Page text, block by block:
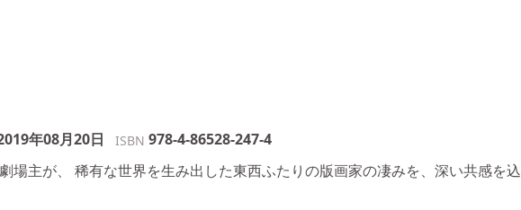
年08月20日 ISBN 978-4-86528-247-4
場主が、 稀有な世界を生み出した東西ふたりの版画家の凄みを、深い共感を込